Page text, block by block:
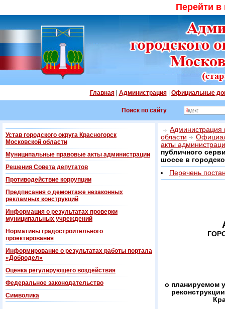
Перейти
Главная| Администрация| Официальные
Поиск по сайту
Устав городского округа Красногорск
Московской области
Муниципальные правовые акты администрации
Решения Совета депутатов
Противодействие коррупции
Предписания о демонтаже незаконных
рекламных конструкций
Информация о результатах проверки
муниципальных учреждений
Нормативы градостроительного
проектирования
Информирование о результатах работы портала
«Добродел»
Оценка регулирующего воздействия
Федеральнoe законодательство
Символика
Администрация
области
акты
публичного
шоссе в
Перечень
о планируемом